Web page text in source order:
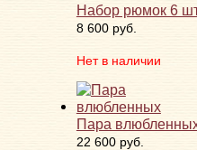
Набор рюмок 6
8 600 руб.
Нет в наличии
Пара
22 600 руб.